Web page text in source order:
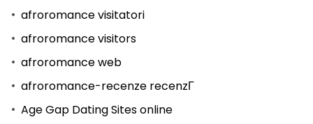
afroromance visitatori
afroromance visitors
afroromance web
afroromance-recenze recenzГ­
Age Gap Dating Sites online